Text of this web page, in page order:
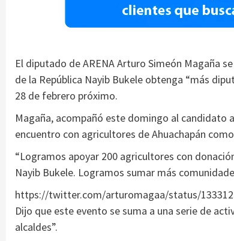
El diputado de ARENA Arturo Simeón Magaña
de la República Nayib Bukele obtenga “más
28 de febrero próximo.
Magaña, acompañó este domingo al
encuentro con agricultores de Ahuachapán
“Logramos apoyar 200 agricultores con
Nayib Bukele. Logramos sumar más
https://twitter.com/arturomagaa/status/
Dijo que este evento se suma a una serie de
alcaldes”.